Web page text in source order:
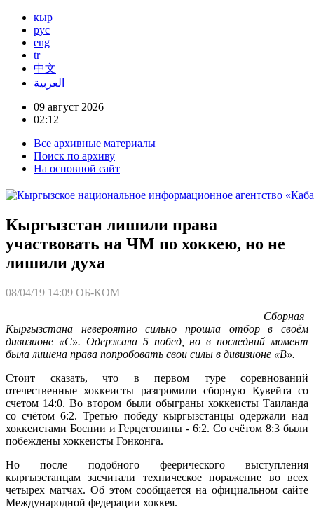
кыр
рус
eng
tr
中文
العربية
09 август 2026
02:12
Все архивные материалы
Поиск по архиву
На основной сайт
Кыргызстан лишили права
участвовать на ЧМ по хоккею, но не
лишили духа
08/04/19 14:09 ОБ-КОМ
Сборная
Кыргызстана невероятно сильно прошла отбор в своём
дивизионе «С». Одержала 5 побед, но в последний момент
была лишена права попробовать свои силы в дивизионе «В».
Стоит сказать, что в первом туре соревнований
отечественные хоккеисты разгромили сборную Кувейта со
счетом 14:0. Во втором были обыграны хоккеисты Таиланда
со счётом 6:2. Третью победу кыргызстанцы одержали над
хоккеистами Боснии и Герцеговины - 6:2. Со счётом 8:3 были
побеждены хоккеисты Гонконга.
Но после подобного феерического выступления
кыргызстанцам засчитали техническое поражение во всех
четырех матчах. Об этом сообщается на официальном сайте
Международной федерации хоккея.